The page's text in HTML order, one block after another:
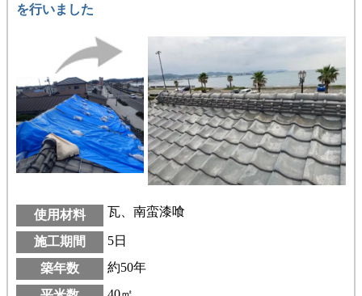
を行いました
使用材料 瓦、南蛮漆喰
施工期間
5日
築年数
約50年